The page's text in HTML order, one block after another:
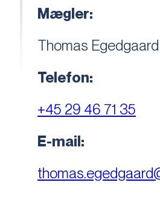
Mægler:
Thomas Egedgaard
Telefon:
+45 29 46 71 35
E-mail: